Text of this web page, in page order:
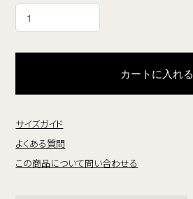
カートに入れる
サイズガイド
よくある質問
この商品について問い合わせる